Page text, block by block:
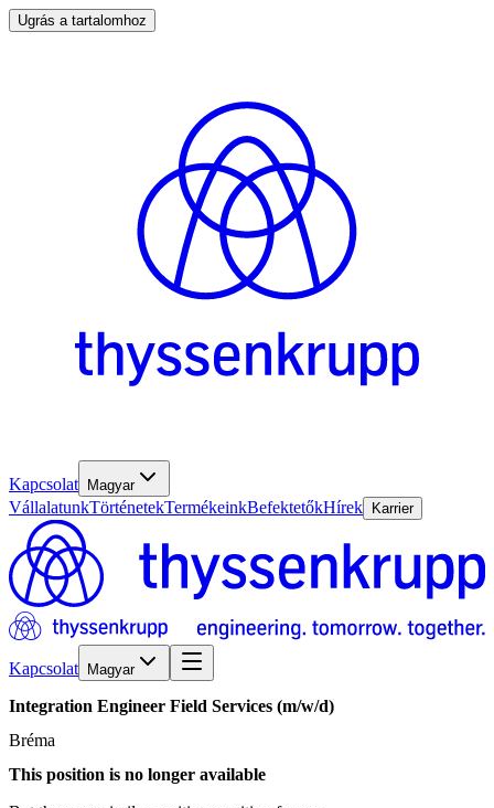
Ugrás a tartalomhoz
Kapcsolat Magyar
VállalatunkTörténetekTermékeinkBefektetőkHírek Karrier
Kapcsolat Magyar
Integration Engineer Field Services (m/w/d)
Bréma
This position is no longer available